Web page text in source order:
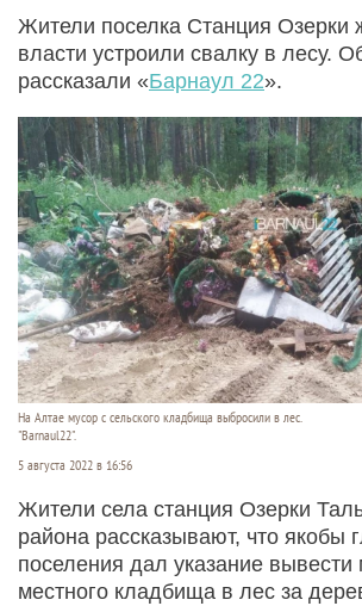
Жители поселка Станция Озерки
власти устроили свалку в лесу.
рассказали «Барнаул 22».
На Алтае мусор с сельского кладбища выбросили в лес.
"Barnaul22".
5 августа 2022 в 16:56
Жители села станция Озерки
района рассказывают, что якобы
поселения дал указание вывести
местного кладбища в лес за